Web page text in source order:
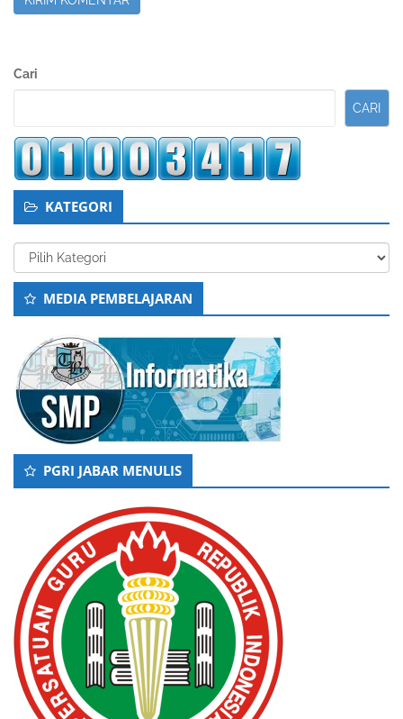
Sidebar
Cari
CARI
KATEGORI
Kategori
MEDIA PEMBELAJARAN
PGRI JABAR MENULIS